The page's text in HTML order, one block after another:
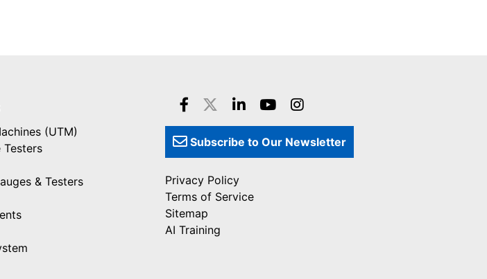
(UTM)
& Testers
Subscribe to Our Newsletter
Privacy Policy
Terms of Service
Sitemap
AI Training